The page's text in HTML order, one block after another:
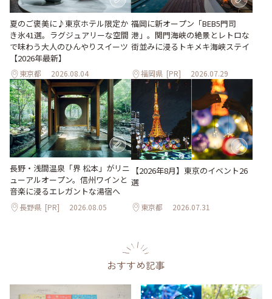
夏のご褒美に♪東京ホテル限定か
き氷41選。ラグジュアリーな空間
で味わう大人のひんやりスイーツ
【2026年最新】
東京都 2026.08.04
福岡に新オープン「BEB5門司
港」。関門海峡の絶景とレトロな
街並みに浸るトキメキ海峡ステイ
福岡県 [PR] 2026.07.29
長野・浅間温泉「界 松本」がリニ
ューアルオープン。信州ワインと
音楽に浸るエレガントな湯宿へ
長野県 [PR] 2026.08.05
【2026年8月】東京のイベント26
選
東京都 2026.07.31
おすすめ記事